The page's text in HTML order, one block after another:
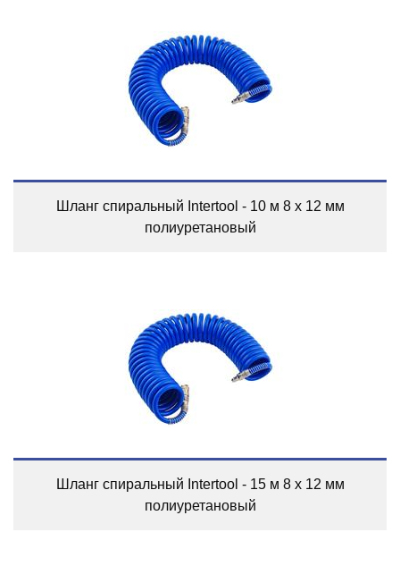
Шланг спиральный Intertool - 10 м 8 х 12 мм
полиуретановый
Шланг спиральный Intertool - 15 м 8 х 12 мм
полиуретановый